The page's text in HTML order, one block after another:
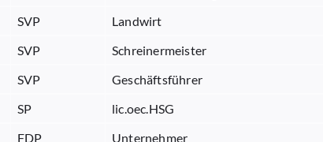
SVP
Landwirt
SVP
Schreinermeister
SVP
Geschäftsführer
SP
lic.oec.HSG
FDP Unternehmer